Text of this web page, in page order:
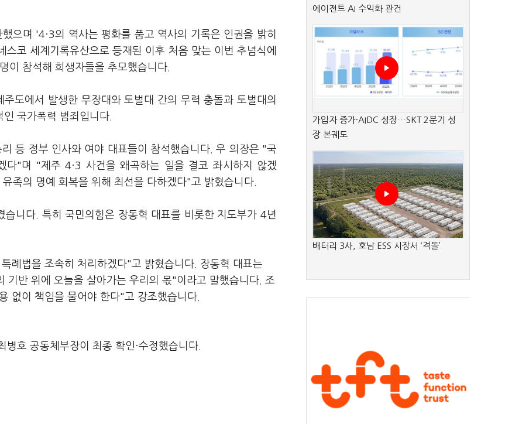
으며 '4·3의 역사는 평화를 품고 역사의 기록은 인권을 밝히
코 세계기록유산으로 등재된 이후 처음 맞는 이번 추념식에
이 참석해 희생자들을 추모했습니다.
도에서 발생한 무장대와 토벌대 간의 무력 충돌과 토벌대의
국가폭력 범죄입니다.
등 정부 인사와 여야 대표들이 참석했습니다. 우 의장은 "국
다"며 "제주 4·3 사건을 왜곡하는 일을 결코 좌시하지 않겠
족의 명예 회복을 위해 최선을 다하겠다"고 밝혔습니다.
니다. 특히 국민의힘은 장동혁 대표를 비롯한 지도부가 4년
례법을 조속히 처리하겠다"고 밝혔습니다. 장동혁 대표는
기반 위에 오늘을 살아가는 우리의 몫"이라고 말했습니다. 조
없이 책임을 물어야 한다"고 강조했습니다.
호 공동체부장이 최종 확인·수정했습니다.
에이전트 AI 수익화 관건
가입자 증가·AIDC 성장…SKT 2분기 성
장 본궤도
배터리 3사, 호남 ESS 시장서 ‘격돌’